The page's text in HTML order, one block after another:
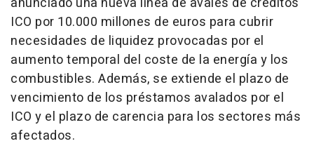
ICO por 10.000 millones de euros para cubrir
necesidades de liquidez provocadas por el
aumento temporal del coste de la energía y los
combustibles. Además, se extiende el plazo de
vencimiento de los préstamos avalados por el
ICO y el plazo de carencia para los sectores más
afectados.